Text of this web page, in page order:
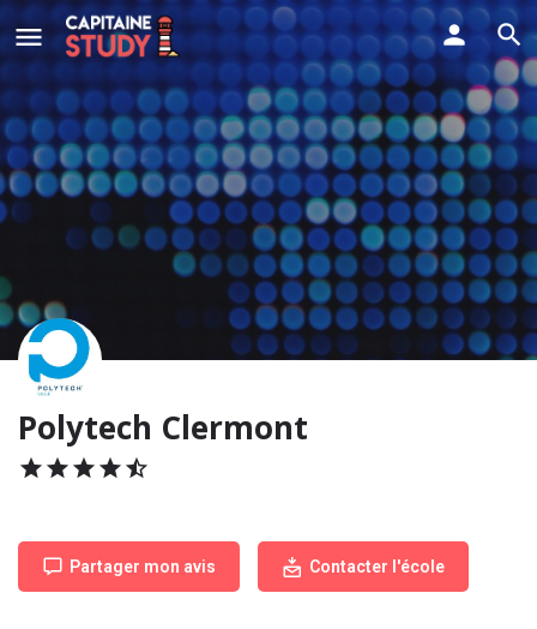
Polytech Clermont
Partager mon avis Contacter l'école